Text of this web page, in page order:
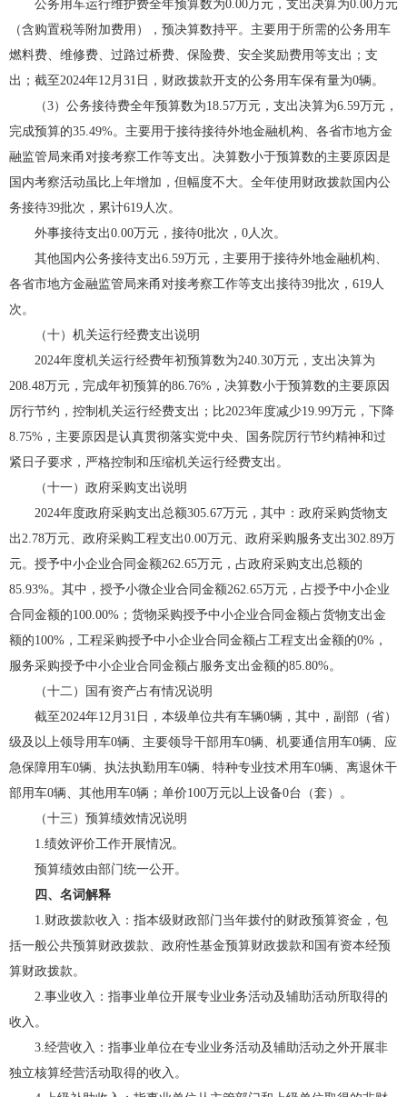
公务用车运行维护费全年预算数为0.00万元，支出决算为0.00万元
（含购置税等附加费用），预决算数持平。主要用于所需的公务用车
燃料费、维修费、过路过桥费、保险费、安全奖励费用等支出；支
出；截至2024年12月31日，财政拨款开支的公务用车保有量为0辆。
（3）公务接待费全年预算数为18.57万元，支出决算为6.59万元，
完成预算的35.49%。主要用于接待接待外地金融机构、各省市地方金
融监管局来甬对接考察工作等支出。决算数小于预算数的主要原因是
国内考察活动虽比上年增加，但幅度不大。全年使用财政拨款国内公
务接待39批次，累计619人次。
外事接待支出0.00万元，接待0批次，0人次。
其他国内公务接待支出6.59万元，主要用于接待外地金融机构、
各省市地方金融监管局来甬对接考察工作等支出接待39批次，619人
次。
（十）机关运行经费支出说明
2024年度机关运行经费年初预算数为240.30万元，支出决算为
208.48万元，完成年初预算的86.76%，决算数小于预算数的主要原因
厉行节约，控制机关运行经费支出；比2023年度减少19.99万元，下降
8.75%，主要原因是认真贯彻落实党中央、国务院厉行节约精神和过
紧日子要求，严格控制和压缩机关运行经费支出。
（十一）政府采购支出说明
2024年度政府采购支出总额305.67万元，其中：政府采购货物支
出2.78万元、政府采购工程支出0.00万元、政府采购服务支出302.89万
元。授予中小企业合同金额262.65万元，占政府采购支出总额的
85.93%。其中，授予小微企业合同金额262.65万元，占授予中小企业
合同金额的100.00%；货物采购授予中小企业合同金额占货物支出金
额的100%，工程采购授予中小企业合同金额占工程支出金额的0%，
服务采购授予中小企业合同金额占服务支出金额的85.80%。
（十二）国有资产占有情况说明
截至2024年12月31日，本级单位共有车辆0辆，其中，副部（省）
级及以上领导用车0辆、主要领导干部用车0辆、机要通信用车0辆、应
急保障用车0辆、执法执勤用车0辆、特种专业技术用车0辆、离退休干
部用车0辆、其他用车0辆；单价100万元以上设备0台（套）。
（十三）预算绩效情况说明
1.绩效评价工作开展情况。
预算绩效由部门统一公开。
四、名词解释
1.财政拨款收入：指本级财政部门当年拨付的财政预算资金，包
括一般公共预算财政拨款、政府性基金预算财政拨款和国有资本经预
算财政拨款。
2.事业收入：指事业单位开展专业业务活动及辅助活动所取得的
收入。
3.经营收入：指事业单位在专业业务活动及辅助活动之外开展非
独立核算经营活动取得的收入。